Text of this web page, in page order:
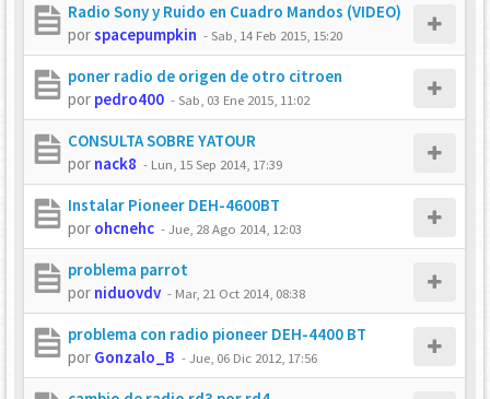
Radio Sony y Ruido en Cuadro Mandos (VIDEO)
porspacepumpkin -Sab, 14 Feb 2015, 15:20
poner radio de origen de otro citroen
por pedro400 -Sab, 03 Ene 2015, 11:02
CONSULTA SOBRE YATOUR
por nack8 - Lun, 15 Sep 2014, 17:39
Instalar Pioneer DEH-4600BT
por ohcnehc -Jue, 28 Ago 2014, 12:03
problema parrot
por niduovdv - Mar, 21 Oct 2014, 08:38
problema con radio pioneer DEH-4400 BT
por Gonzalo_B -Jue, 06 Dic 2012, 17:56